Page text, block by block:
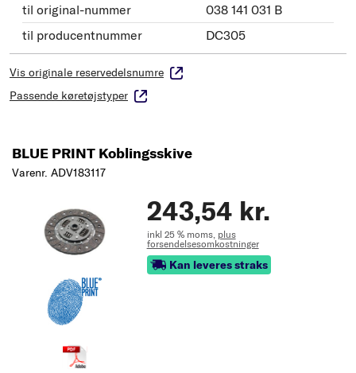
til original-nummer
038 141 031 B
til producentnummer
DC305
Vis originale reservedelsnumre
Passende køretøjstyper
BLUE PRINT Koblingsskive
Varenr. ADV183117
243,54 kr.
inkl 25 % moms, plus
forsendelsesomkostninger
Kan leveres straks